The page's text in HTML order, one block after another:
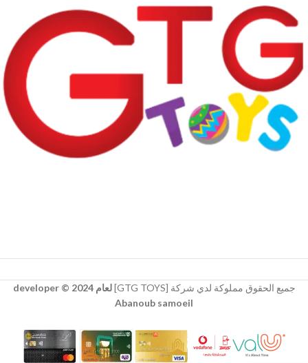
جميع الحقوق مملوكة لدي شركة [GTG TOYS]
لعام 2024 © developer
Abanoub samoeil